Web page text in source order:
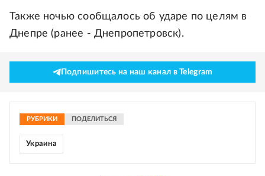
Также ночью сообщалось об ударе по целям в
Днепре (ранее - Днепропетровск).
Подпишитесь на наш канал в Telegram
РУБРИКИ ПОДЕЛИТЬСЯ
Украина